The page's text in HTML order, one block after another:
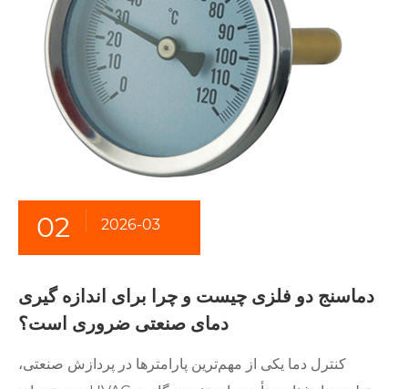
02 2026-03
دماسنج دو فلزی چیست و چرا برای اندازه گیری
دمای صنعتی ضروری است؟
کنترل دما یکی از مهم‌ترین پارامترها در پردازش صنعتی،